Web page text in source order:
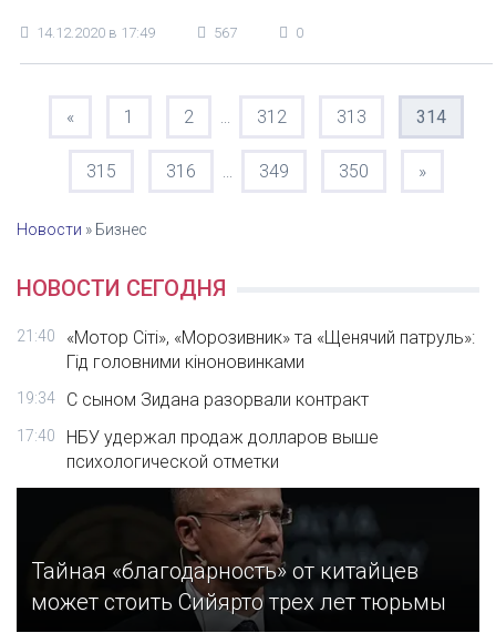
14.12.2020 в 17:49 567 0
« 1 2 312 313 314
315 316 349 350 »
Новости » Бизнес
НОВОСТИ СЕГОДНЯ
21:40
«Мотор Сіті», «Морозивник» та «Щенячий патруль»:
Гід головними кіноновинками
19:34 С сыном Зидана разорвали контракт
17:40
НБУ удержал продаж долларов выше
психологической отметки
Тайная «благодарность» от китайцев
может стоить Сийярто трех лет тюрьмы